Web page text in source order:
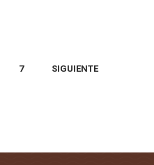
7 SIGUIENTE